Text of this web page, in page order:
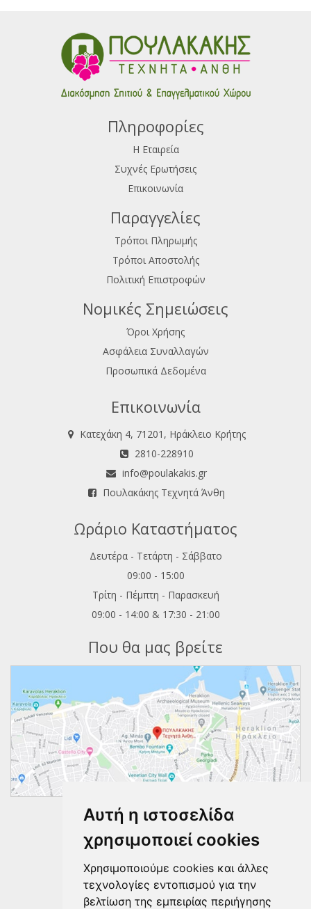
Αυτή η ιστοσελίδα
χρησιμοποιεί cookies
Χρησιμοποιούμε cookies και άλλες
τεχνολογίες εντοπισμού για την
βελτίωση της εμπειρίας περιήγησης
Πληροφορίες
Η Εταιρεία
Συχνές Ερωτήσεις
Επικοινωνία
Παραγγελίες
Τρόποι Πληρωμής
Τρόποι Αποστολής
Πολιτική Επιστροφών
Νομικές Σημειώσεις
Όροι Χρήσης
Ασφάλεια Συναλλαγών
Προσωπικά Δεδομένα
Επικοινωνία
Κατεχάκη 4, 71201, Ηράκλειο Κρήτης
2810-228910
info@poulakakis.gr
Πουλακάκης Τεχνητά Άνθη
Ωράριο Καταστήματος
Δευτέρα - Τετάρτη - Σάββατο
09:00 - 15:00
Τρίτη - Πέμπτη - Παρασκευή
09:00 - 14:00 & 17:30 - 21:00
Που θα μας βρείτε
Ακολουθήστε μας